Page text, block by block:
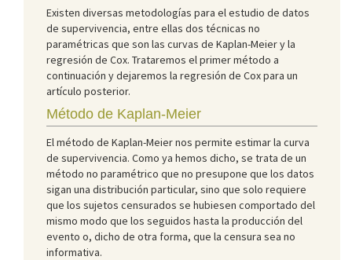
Existen diversas metodologías para el estudio de datos
de supervivencia, entre ellas dos técnicas no
paramétricas que son las curvas de Kaplan-Meier y la
regresión de Cox. Trataremos el primer método a
continuación y dejaremos la regresión de Cox para un
artículo posterior.
Método de Kaplan-Meier
El método de Kaplan-Meier nos permite estimar la curva
de supervivencia. Como ya hemos dicho, se trata de un
método no paramétrico que no presupone que los datos
sigan una distribución particular, sino que solo requiere
que los sujetos censurados se hubiesen comportado del
mismo modo que los seguidos hasta la producción del
evento o, dicho de otra forma, que la censura sea no
informativa.